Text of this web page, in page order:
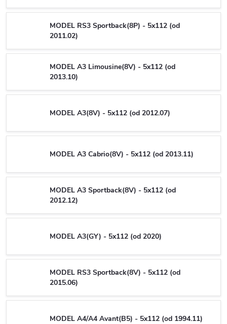
MODEL RS3 Sportback(8P) - 5x112 (od
2011.02)
MODEL A3 Limousine(8V) - 5x112 (od
2013.10)
MODEL A3(8V) - 5x112 (od 2012.07)
MODEL A3 Cabrio(8V) - 5x112 (od 2013.11)
MODEL A3 Sportback(8V) - 5x112 (od
2012.12)
MODEL A3(GY) - 5x112 (od 2020)
MODEL RS3 Sportback(8V) - 5x112 (od
2015.06)
MODEL A4/A4 Avant(B5) - 5x112 (od 1994.11)